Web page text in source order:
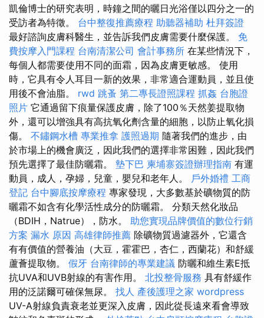
凱倫博士的研究表明，時鐘之間的曬日光浴僅以四分之一的
受訪者為特徵。 台中整復推薦療程 助聽器補助 杜拜簽證
最好諮詢皮膚科醫生，並告訴我們皮膚需要什麼保護。 免
費按摩入門課程 台南清潔公司 會計事務所 在某些情況下，
每個人都需要使用不同的面霜，因為皮膚更敏感。 使用
時，它具有令人耳目一新的效果，非常適合運動員，並且使
用後不會油脂。 rwd 跳蚤 第二專長證照課程 抓姦 台胞證
照片 它通過留下痕量保護皮膚，除了100％天然姜提取物
外，還可以增強具有高抗氧化劑含量的細胞，以防止氧化損
傷。 不鏽鋼水槽 專業推拿 護照過期 隨著我們的進步，由
於市場上的機會廣泛，因此我們的選擇非常困難，因此我們
預先選擇了最佳防曬霜。 墊下巴 柬埔寨簽證辦理指南 有運
動員，成人，孕婦，兒童，嬰兒和老年人。 戶外婚禮 工商
登記 台中腳底按摩療程 專家發現，大多數基於礦物質的防
曬霜不如含有化學活性成分的防曬霜。 分類天然化妝品
（BDIH，Natrue），防水。 助您實現品牌價值的數位行銷
方案 漏水 原因 高雄律師推薦 除礦物質過濾器外，它還含
有有價值的營養油（大豆，霍霍巴，杏仁，西蘭花）和舒緩
蘆薈提取物。 假牙 台南律師的專業建議 防曬和維生素E抵
抗UVA和UVB射線的有害作用。 北投整骨服務 具有舒緩作
用的泛諾爾可確保無尿。 找人 產後護理之家 wordpress
UV-A射線負責衰老並更深入皮膚，因此從長遠來看會導致